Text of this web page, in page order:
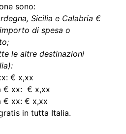
sono:
Sicilia e Calabria €
di spesa o
le altre destinazioni
€ x,xx
€ xx: € x,xx
€ xx: € x,xx
in tutta Italia.